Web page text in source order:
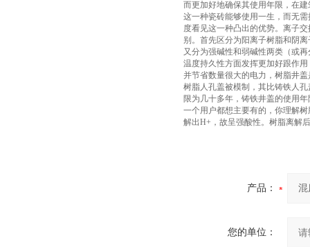
而更加好地确保其使用年限，在
这一种瓷砖能够使用一生，而无
度看见这一种凸出的优势。离子
别。首先区分为阳离子树脂和阴
又分为强碱性和弱碱性两类（或
温度持久性方面发挥更加好跟作
并节省数量很大的电力，树脂井
树脂人孔盖被模制，其比铸铁人
限为几十多年，铸铁井盖的使用
一个用户都想主要有的，你理解
解出H+，故呈强酸性。树脂离解
产品：
您的单位：